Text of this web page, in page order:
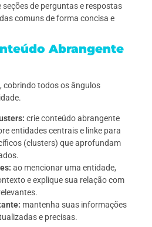
seções de perguntas e respostas
comuns de forma concisa e
Abrangente
cobrindo todos os ângulos
crie conteúdo abrangente
entidades centrais e linke para
(clusters) que aprofundam
ao mencionar uma entidade,
e explique sua relação com
mantenha suas informações
e precisas.